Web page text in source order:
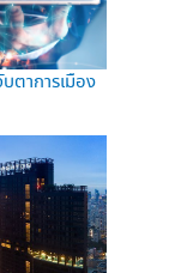
ตาการเมือง